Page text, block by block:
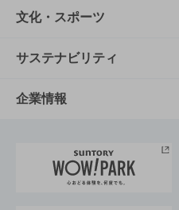
商品一覧
商品発売情報
栄養成分一覧
知る・楽しむTOP
キャンペーン
工場見学
地域情報
文化・スポーツ
文化・スポーツTOP
サントリーホール
サントリーサンバーズ大阪
サステナビリティ
サステナビリティTOP
サントリーが考えるサ
企業情報
企業概要